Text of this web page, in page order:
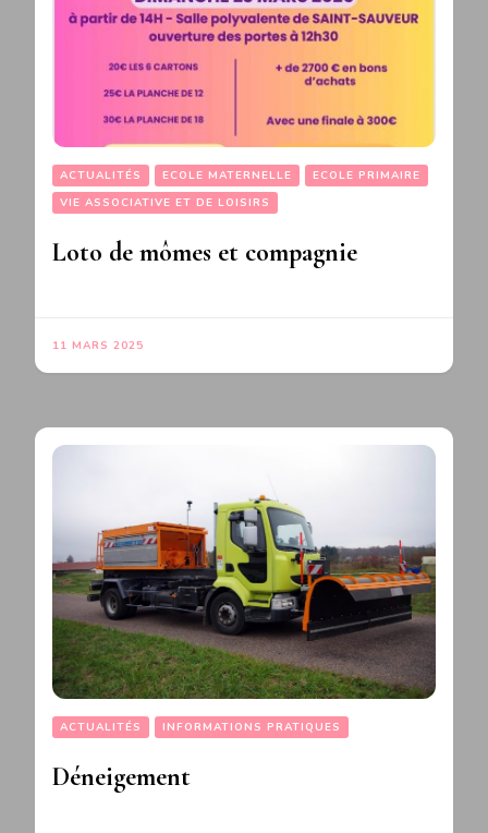
ACTUALITÉS ECOLE MATERNELLE
ECOLE PRIMAIRE
VIE ASSOCIATIVE ET DE LOISIRS
Loto de mômes et compagnie
11 MARS 2025
ACTUALITÉS INFORMATIONS PRATIQUES
Déneigement